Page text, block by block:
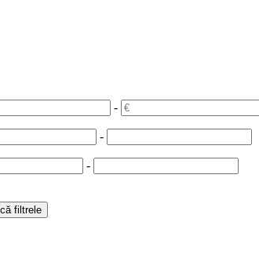
-
-
-
filtrele